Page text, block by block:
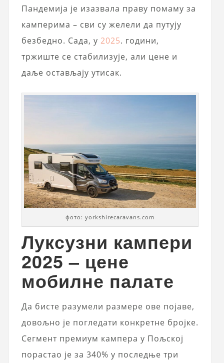
Пандемија је изазвала праву помаму за
камперима – сви су желели да путују
безбедно. Сада, у 2025. години,
тржиште се стабилизује, али цене и
даље остављају утисак.
фото: yorkshirecaravans.com
Луксузни кампери
2025 – цене
мобилне палате
Да бисте разумели размере ове појаве,
довољно је погледати конкретне бројке.
Сегмент премиум кампера у Пољској
порастао је за 340% у последње три